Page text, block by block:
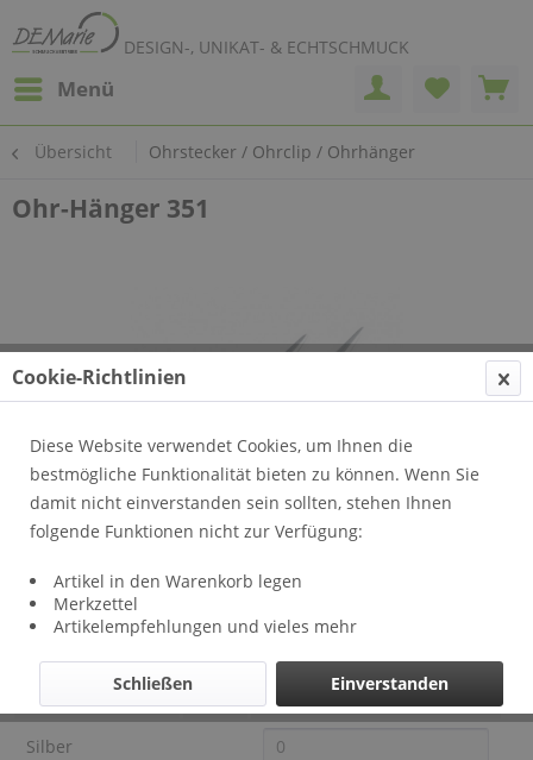
DESIGN-, UNIKAT- & ECHTSCHMUCK
Menü
Übersicht Ohrstecker / Ohrclip / Ohrhänger
Ohr-Hänger 351
Farbe OTRACOSA
Silber
Cookie-Richtlinien
Diese Website verwendet Cookies, um Ihnen die
bestmögliche Funktionalität bieten zu können. Wenn Sie
damit nicht einverstanden sein sollten, stehen Ihnen
folgende Funktionen nicht zur Verfügung:
Artikel in den Warenkorb legen
Merkzettel
Artikelempfehlungen und vieles mehr
Einverstanden
Schließen